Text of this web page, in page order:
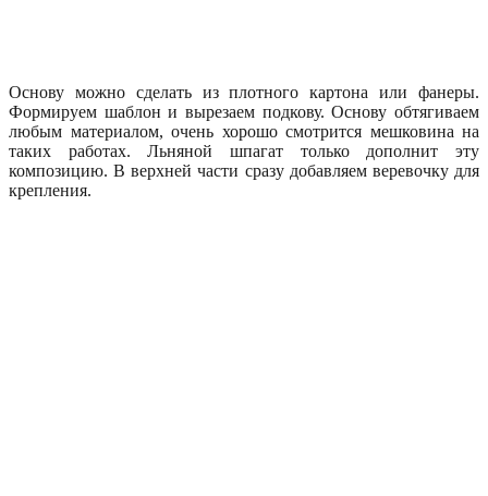
Основу можно сделать из плотного картона или фанеры.
Формируем шаблон и вырезаем подкову. Основу обтягиваем
любым материалом, очень хорошо смотрится мешковина на
таких работах. Льняной шпагат только дополнит эту
композицию. В верхней части сразу добавляем веревочку для
крепления.